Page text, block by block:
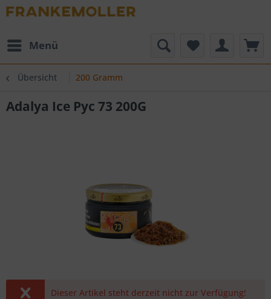
Menü
Übersicht 200 Gramm
Adalya Ice Pyc 73 200G
Dieser Artikel steht derzeit nicht zur Verfügung!